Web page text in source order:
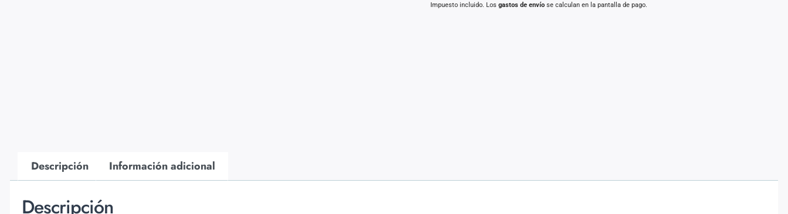
Impuesto incluido. Los gastos de envío se calculan en la pantalla de pago.
Descripción Información adicional
Descripción